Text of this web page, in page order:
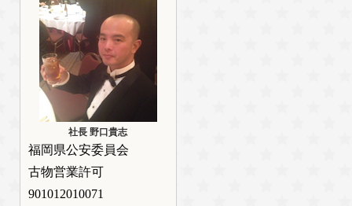
社長 野口貴志
福岡県公安委員会
古物営業許可
901012010071